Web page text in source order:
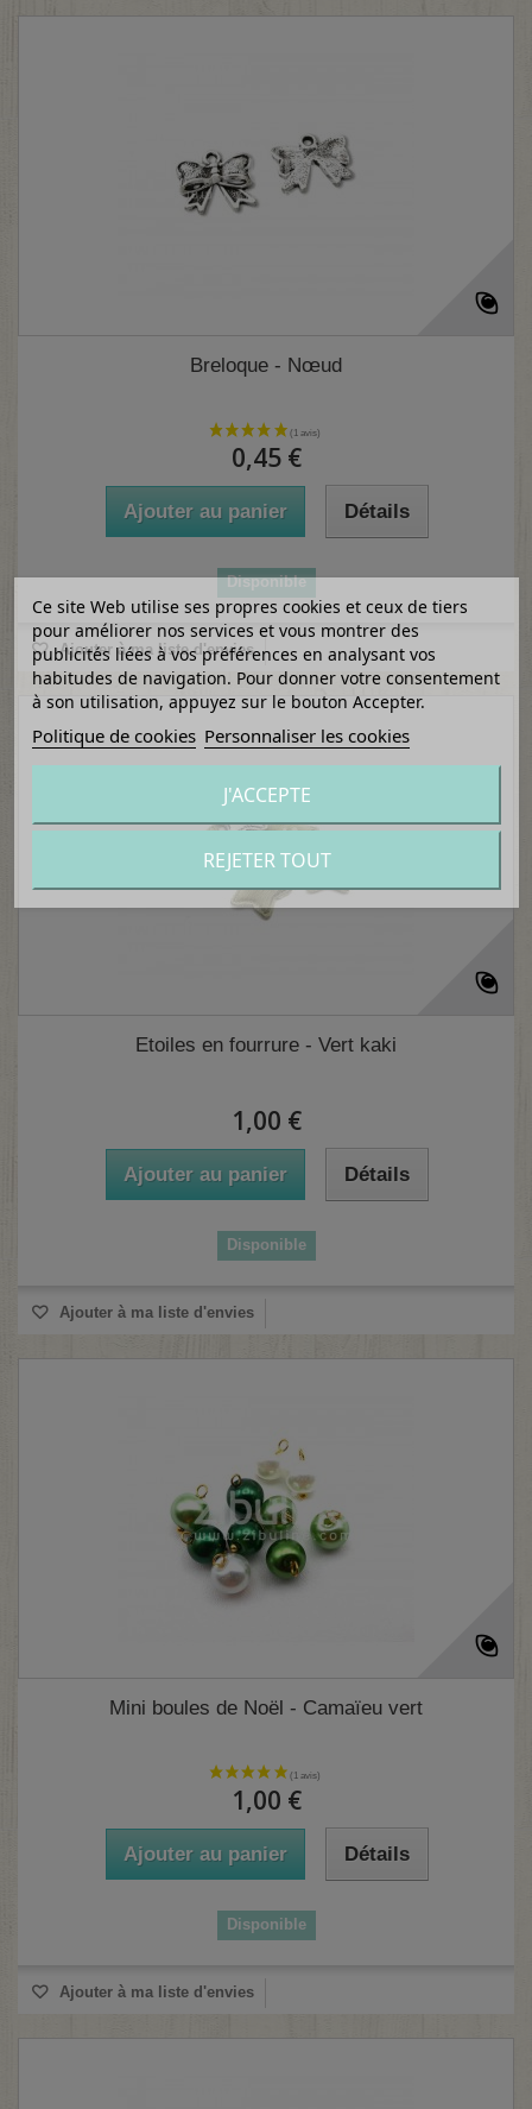
Breloque - Nœud
0,45 €
Ajouter au panier Détails
Disponible
Ajouter à ma liste d'envies
Etoiles en fourrure - Vert kaki
1,00 €
Ajouter au panier Détails
Disponible
Ajouter à ma liste d'envies
Mini boules de Noël - Camaïeu vert
1,00 €
Ajouter au panier Détails
Disponible
Ajouter à ma liste d'envies
Ce site Web utilise ses propres cookies et ceux de tiers
pour améliorer nos services et vous montrer des
publicités liées à vos préférences en analysant vos
habitudes de navigation. Pour donner votre consentement
à son utilisation, appuyez sur le bouton Accepter.
Politique de cookies Personnaliser les cookies
REJETER TOUT
J'ACCEPTE